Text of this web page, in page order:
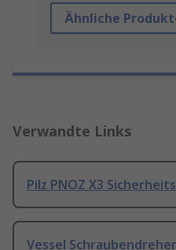
Ähnliche
Verwandte Links
Pilz PNOZ X3
Vessel Schraubendreher